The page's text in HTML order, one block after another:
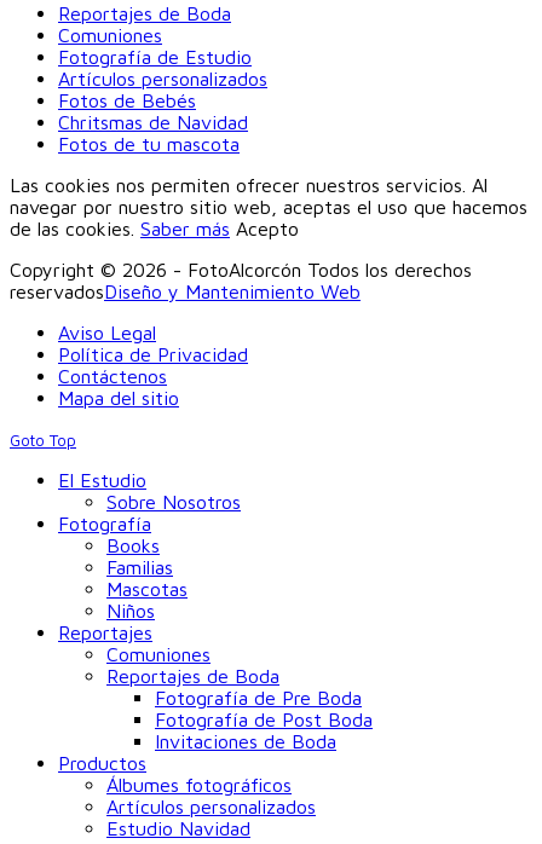
Reportajes de Boda
Comuniones
Fotografía de Estudio
Artículos personalizados
Fotos de Bebés
Chritsmas de Navidad
Fotos de tu mascota
Las cookies nos permiten ofrecer nuestros servicios. Al
navegar por nuestro sitio web, aceptas el uso que hacemos
de las cookies. Saber más Acepto
Copyright © 2026 - FotoAlcorcón Todos los derechos
reservadosDiseño y Mantenimiento Web
Aviso Legal
Política de Privacidad
Contáctenos
Mapa del sitio
Goto Top
El Estudio
Sobre Nosotros
Fotografía
Books
Familias
Mascotas
Niños
Reportajes
Comuniones
Reportajes de Boda
Fotografía de Pre Boda
Fotografía de Post Boda
Invitaciones de Boda
Productos
Álbumes fotográficos
Artículos personalizados
Estudio Navidad